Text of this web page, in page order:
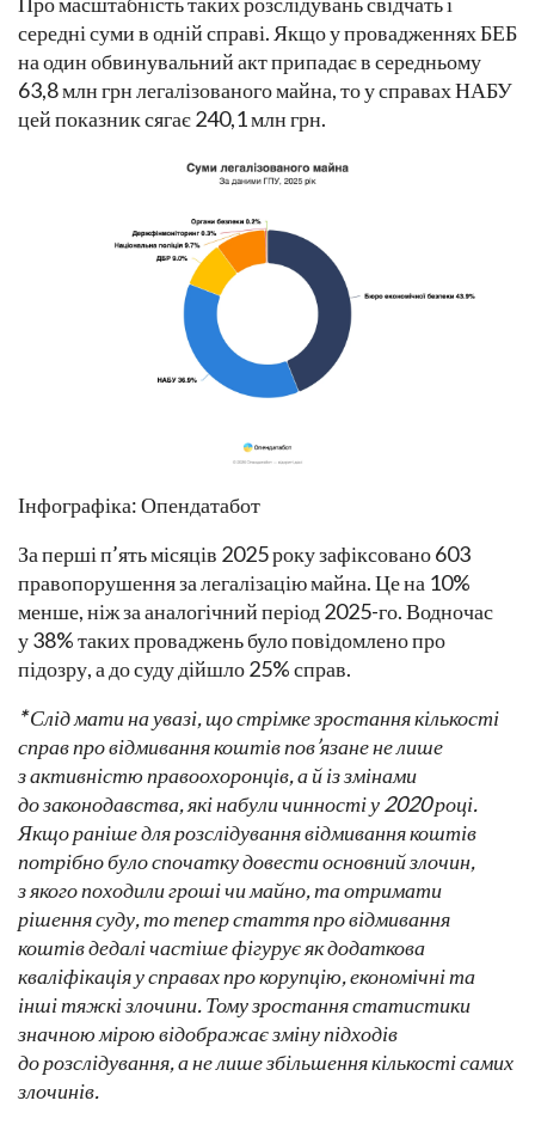
середні суми в одній справі. Якщо у провадженнях БЕБ
на один обвинувальний акт припадає в середньому
63,8 млн грн легалізованого майна, то у справах НАБУ
цей показник сягає 240,1 млн грн.
Інфографіка: Опендатабот
За перші п’ять місяців 2025 року зафіксовано 603
правопорушення за легалізацію майна. Це на 10%
менше, ніж за аналогічний період 2025-го. Водночас
у 38% таких проваджень було повідомлено про
підозру, а до суду дійшло 25% справ.
*Слід мати на увазі, що стрімке зростання кількості
справ про відмивання коштів пов’язане не лише
з активністю правоохоронців, а й із змінами
до законодавства, які набули чинності у 2020 році.
Якщо раніше для розслідування відмивання коштів
потрібно було спочатку довести основний злочин,
з якого походили гроші чи майно, та отримати
рішення суду, то тепер стаття про відмивання
коштів дедалі частіше фігурує як додаткова
кваліфікація у справах про корупцію, економічні та
інші тяжкі злочини. Тому зростання статистики
значною мірою відображає зміну підходів
до розслідування, а не лише збільшення кількості самих
злочинів.